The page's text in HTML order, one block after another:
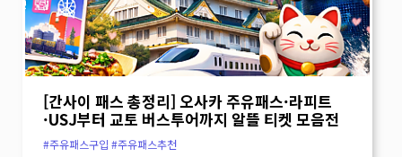
우메다 우메키타 공원 근처에 위치해 있어 우메다
일정과 함께 들르기 좋습니다.번화가 중심에서
조금 더 특별한 식사를 찾고 있다면 충분히
기억해둘 만한 장소입니다. 우메다에서 만나는
품격 있는 장어 한 끼 스미야키 우나후지는
우메다의 하루를 조금 더 특별하게 마무리하고
[간사이 패스 총정리] 오사카 주유패스·라피트
·USJ부터 교토 버스투어까지 알뜰 티켓 모음전
#주유패스구입 #주유패스추천